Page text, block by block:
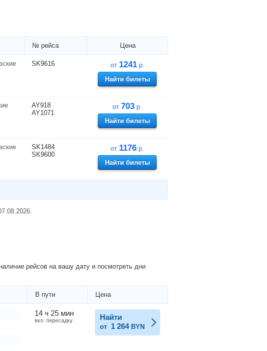
№ рейса Цена
SK9616 от 1241 р.
Найти билеты
AY918
AY1071
от 703 р.
Найти билеты
SK1484
SK9600
от 1176 р.
Найти билеты
рейсов на вашу дату и посмотреть дни
В пути Цена
14 ч 25 мин
вкл. пересадку Найти
от 1 264 BYN